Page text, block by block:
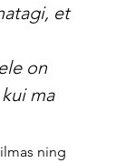
et
on
ma
ning